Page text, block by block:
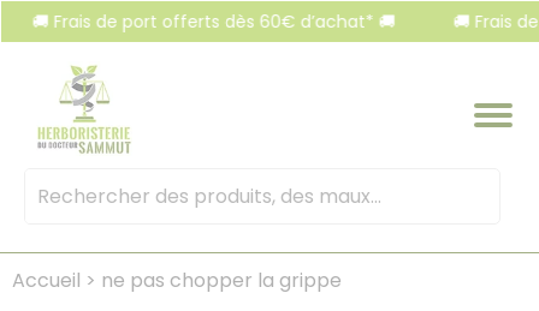
de port offerts dès 60€ d’achat* 🚚 🚚 Frais de port
Mots
Accueil > ne pas chopper la grippe
Panneau de gestion des cookies